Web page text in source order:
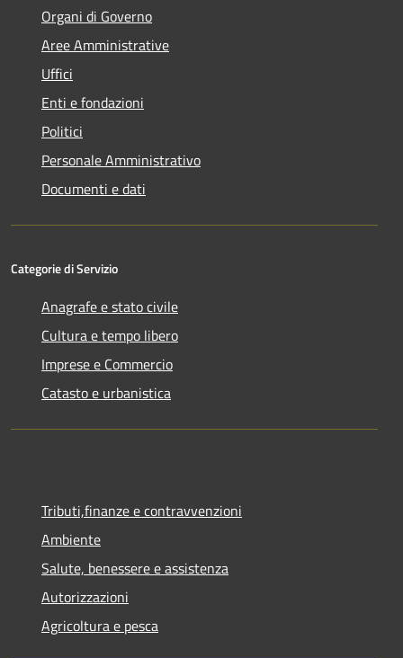
Organi di Governo
Aree Amministrative
Uffici
Enti e fondazioni
Politici
Personale Amministrativo
Documenti e dati
Categorie di Servizio
Anagrafe e stato civile
Cultura e tempo libero
Imprese e Commercio
Catasto e urbanistica
Tributi,finanze e contravvenzioni
Ambiente
Salute, benessere e assistenza
Autorizzazioni
Agricoltura e pesca